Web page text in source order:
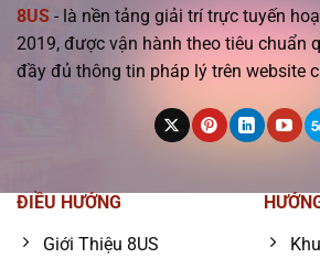
8US - là nền tảng giải trí trực tuyến
2019, được vận hành theo tiêu chuẩn
đầy đủ thông tin pháp lý trên website
ĐIỀU HƯỚNG
Giới Thiệu 8US